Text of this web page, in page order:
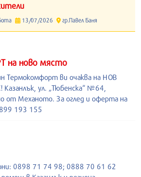
13/07/2026 гр.Павел Баня
ново място
Термокомфорт ви очаква на НОВ
ул. „Тюбенска“ №64,
от Механото. За оглед и оферта на
193 155
0898 71 74 98; 0888 70 61 62